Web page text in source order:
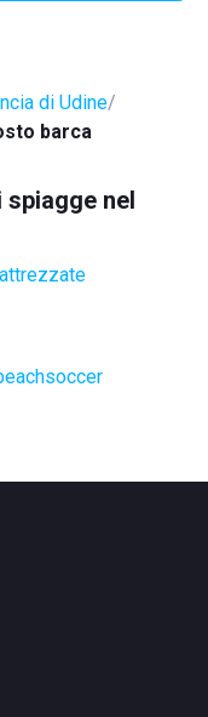
di Udine
barca
nel